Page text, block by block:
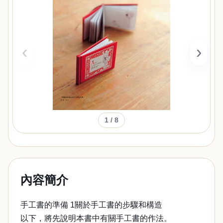
‹ ›
1 / 8
內容簡介
手工書的準備 1關於手工書的步驟和構造
以下，將先說明本書中有關手工書的作法。